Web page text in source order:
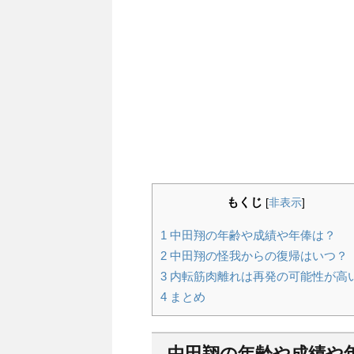
もくじ [非表示]
1 中田翔の年齢や成績や年俸は？
2 中田翔の怪我からの復帰はいつ？
3 内転筋肉離れは再発の可能性が高
4 まとめ